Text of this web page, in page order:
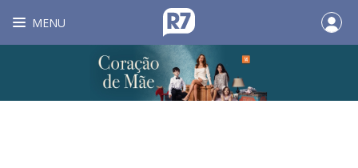
MENU